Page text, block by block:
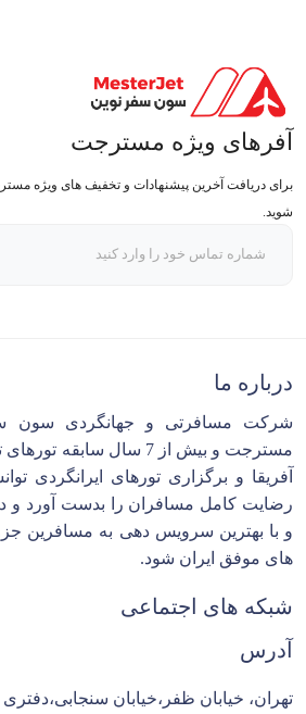
آفرهای ویژه مسترجت
برای دریافت آخرین پیشنهادات و تخفیف های ویژه
شوید.
درباره ما
شرکت مسافرتی و جهانگردی سون
مسترجت و بیش از 7 سال
آفریقا و برگزاری تورهای ایرانگردی
رضایت کامل مسافران را بدست آورد و
و با بهترین سرویس دهی به مسافرین جزو
های موفق ایران شود.
شبکه های اجتماعی
آدرس
تهران، خیابان ظفر،خیابان سنجابی،دفتری